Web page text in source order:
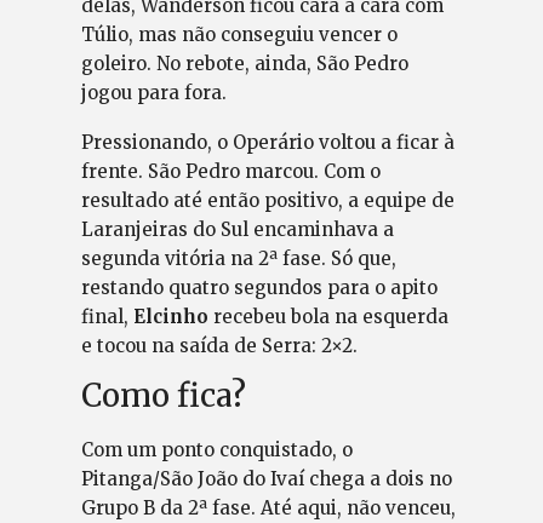
delas, Wanderson ficou cara a cara com
Túlio, mas não conseguiu vencer o
goleiro. No rebote, ainda, São Pedro
jogou para fora.
Pressionando, o Operário voltou a ficar à
frente. São Pedro marcou. Com o
resultado até então positivo, a equipe de
Laranjeiras do Sul encaminhava a
segunda vitória na 2ª fase. Só que,
restando quatro segundos para o apito
final, Elcinho recebeu bola na esquerda
e tocou na saída de Serra: 2×2.
Como fica?
Com um ponto conquistado, o
Pitanga/São João do Ivaí chega a dois no
Grupo B da 2ª fase. Até aqui, não venceu,